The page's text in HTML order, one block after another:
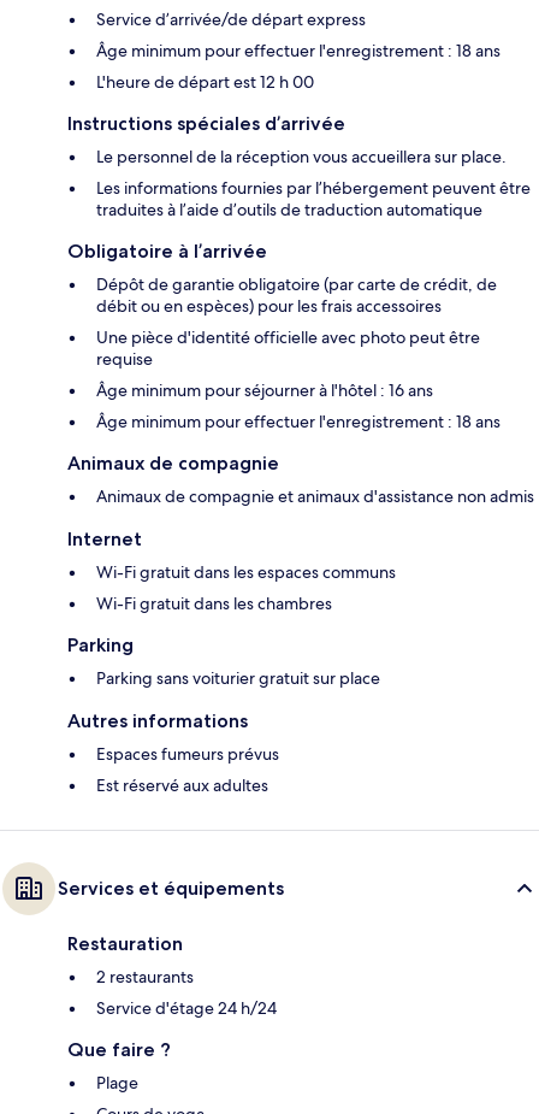
Service d’arrivée/de départ express
Âge minimum pour effectuer l'enregistrement : 18 ans
L'heure de départ est 12 h 00
Instructions spéciales d’arrivée
Le personnel de la réception vous accueillera sur place.
Les informations fournies par l’hébergement peuvent être
traduites à l’aide d’outils de traduction automatique
Obligatoire à l’arrivée
Dépôt de garantie obligatoire (par carte de crédit, de
débit ou en espèces) pour les frais accessoires
Une pièce d'identité officielle avec photo peut être
requise
Âge minimum pour séjourner à l'hôtel : 16 ans
Âge minimum pour effectuer l'enregistrement : 18 ans
Animaux de compagnie
Animaux de compagnie et animaux d'assistance non admis
Internet
Wi-Fi gratuit dans les espaces communs
Wi-Fi gratuit dans les chambres
Parking
Parking sans voiturier gratuit sur place
Autres informations
Espaces fumeurs prévus
Est réservé aux adultes
Services et équipements
Restauration
2 restaurants
Service d'étage 24 h/24
Que faire ?
Plage